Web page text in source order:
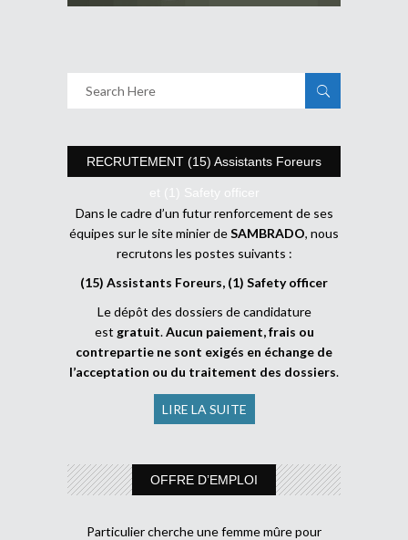
RECRUTEMENT (15) Assistants Foreurs
et (1) Safety officer
Dans le cadre d’un futur renforcement de ses
équipes sur le site minier deSAMBRADO, nous
recrutons les postes suivants :
(15) Assistants Foreurs, (1) Safety officer
Le dépôt des dossiers de candidature
est gratuit.Aucun paiement, frais ou
contrepartie ne sont exigés en échange de
l’acceptation ou du traitement des dossiers.
LIRE LA SUITE
OFFRE D’EMPLOI
Particulier cherche une femme mûre pour